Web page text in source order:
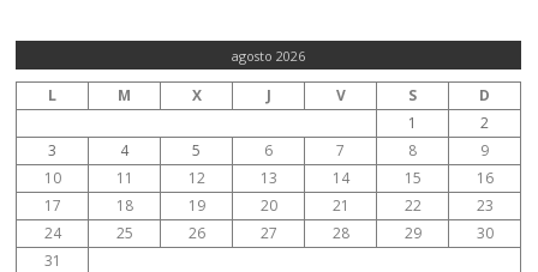
agosto 2026
L M X J V S
D
1
2
3
4 5 6 7 8
9
10
11 12 13 14 15
16
17
18 19 20 21 22
23
24
25 26 27 28 29
30
31